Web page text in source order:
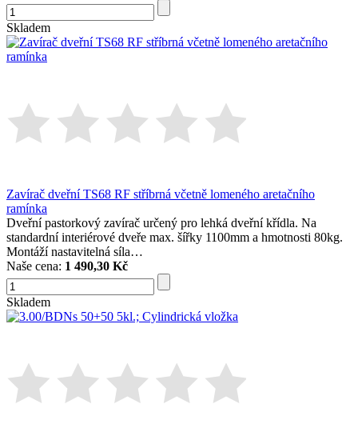
Skladem
Zavírač dveřní TS68 RF stříbrná včetně lomeného aretačního
ramínka
Dveřní pastorkový zavírač určený pro lehká dveřní křídla. Na
standardní interiérové dveře max. šířky 1100mm a hmotnosti 80kg.
Montáží nastavitelná síla…
Naše cena: 1 490,30 Kč
Skladem